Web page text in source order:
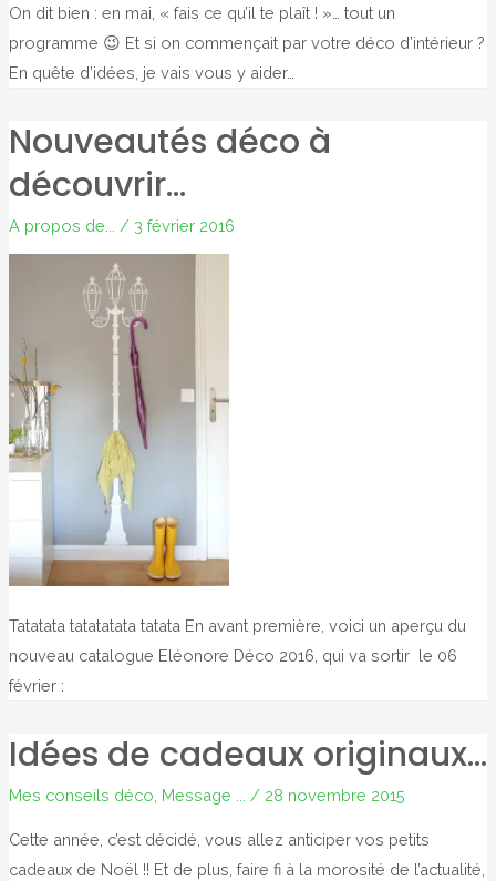
On dit bien : en mai, « fais ce qu’il te plaît ! »… tout un
programme 😉 Et si on commençait par votre déco d’intérieur ?
En quête d’idées, je vais vous y aider…
Nouveautés déco à
découvrir…
A propos de... / 3 février 2016
Tatatata tatatatata tatata En avant première, voici un aperçu du
nouveau catalogue Eléonore Déco 2016, qui va sortir le 06
février :
Idées de cadeaux originaux…
Mes conseils déco Message ... / 28 novembre 2015
Cette année, c’est décidé, vous allez anticiper vos petits
cadeaux de Noël !! Et de plus, faire fi à la morosité de l’actualité,